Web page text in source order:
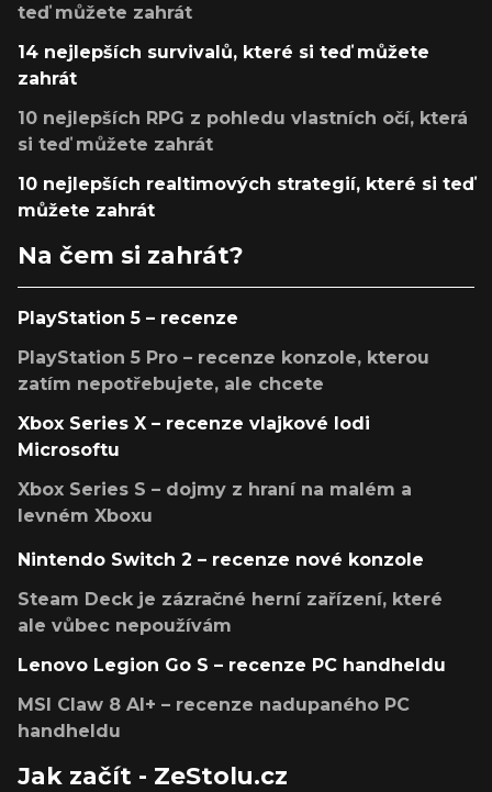
teď můžete zahrát
14 nejlepších survivalů, které si teď můžete
zahrát
10 nejlepších RPG z pohledu vlastních očí, která
si teď můžete zahrát
10 nejlepších realtimových strategií, které si teď
můžete zahrát
Na čem si zahrát?
PlayStation 5 – recenze
PlayStation 5 Pro – recenze konzole, kterou
zatím nepotřebujete, ale chcete
Xbox Series X – recenze vlajkové lodi
Microsoftu
Xbox Series S – dojmy z hraní na malém a
levném Xboxu
Nintendo Switch 2 – recenze nové konzole
Steam Deck je zázračné herní zařízení, které
ale vůbec nepoužívám
Lenovo Legion Go S – recenze PC handheldu
MSI Claw 8 AI+ – recenze nadupaného PC
handheldu
Jak začít - ZeStolu.cz